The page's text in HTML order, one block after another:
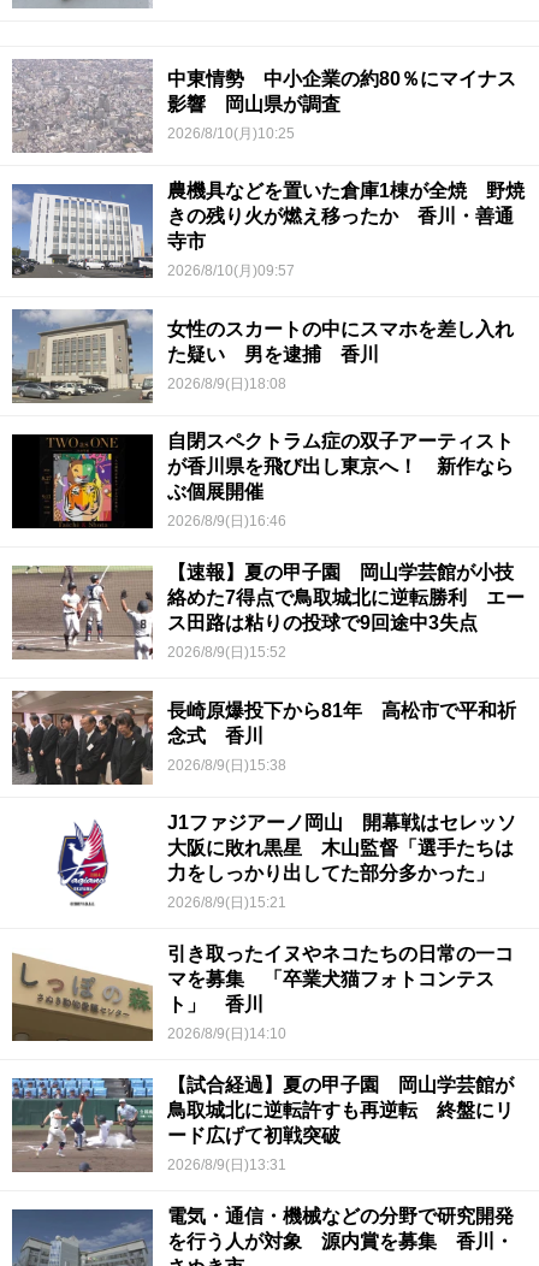
中東情勢 中小企業の約80％にマイナス
影響 岡山県が調査
2026/8/10(月)10:25
農機具などを置いた倉庫1棟が全焼 野焼
きの残り火が燃え移ったか 香川・善通
寺市
2026/8/10(月)09:57
女性のスカートの中にスマホを差し入れ
た疑い 男を逮捕 香川
2026/8/9(日)18:08
自閉スペクトラム症の双子アーティスト
が香川県を飛び出し東京へ！ 新作なら
ぶ個展開催
2026/8/9(日)16:46
【速報】夏の甲子園 岡山学芸館が小技
絡めた7得点で鳥取城北に逆転勝利 エー
ス田路は粘りの投球で9回途中3失点
2026/8/9(日)15:52
長崎原爆投下から81年 高松市で平和祈
念式 香川
2026/8/9(日)15:38
J1ファジアーノ岡山 開幕戦はセレッソ
大阪に敗れ黒星 木山監督「選手たちは
力をしっかり出してた部分多かった」
2026/8/9(日)15:21
引き取ったイヌやネコたちの日常の一コ
マを募集 「卒業犬猫フォトコンテス
ト」 香川
2026/8/9(日)14:10
【試合経過】夏の甲子園 岡山学芸館が
鳥取城北に逆転許すも再逆転 終盤にリ
ード広げて初戦突破
2026/8/9(日)13:31
電気・通信・機械などの分野で研究開発
を行う人が対象 源内賞を募集 香川・